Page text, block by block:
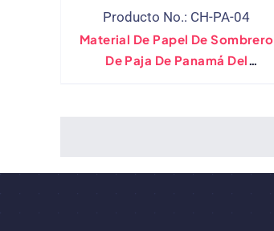
Producto No.: CH-PA-04
Material De Papel De Sombrero
De Paja De Panamá Del